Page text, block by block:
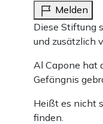
Melden
Diese Stiftung
und zusätzlich
Al Capone hat
Gefängnis
Heißt es nicht
finden.